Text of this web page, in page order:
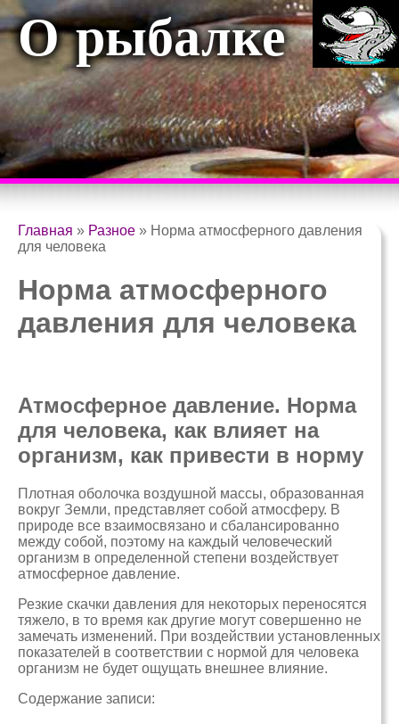
О рыбалке
Главная » Разное » Норма атмосферного давления
для человека
Норма атмосферного
давления для человека
Атмосферное давление. Норма
для человека, как влияет на
организм, как привести в норму
Плотная оболочка воздушной массы, образованная
вокруг Земли, представляет собой атмосферу. В
природе все взаимосвязано и сбалансированно
между собой, поэтому на каждый человеческий
организм в определенной степени воздействует
атмосферное давление.
Резкие скачки давления для некоторых переносятся
тяжело, в то время как другие могут совершенно не
замечать изменений. При воздействии установленных
показателей в соответствии с нормой для человека
организм не будет ощущать внешнее влияние.
Содержание записи: